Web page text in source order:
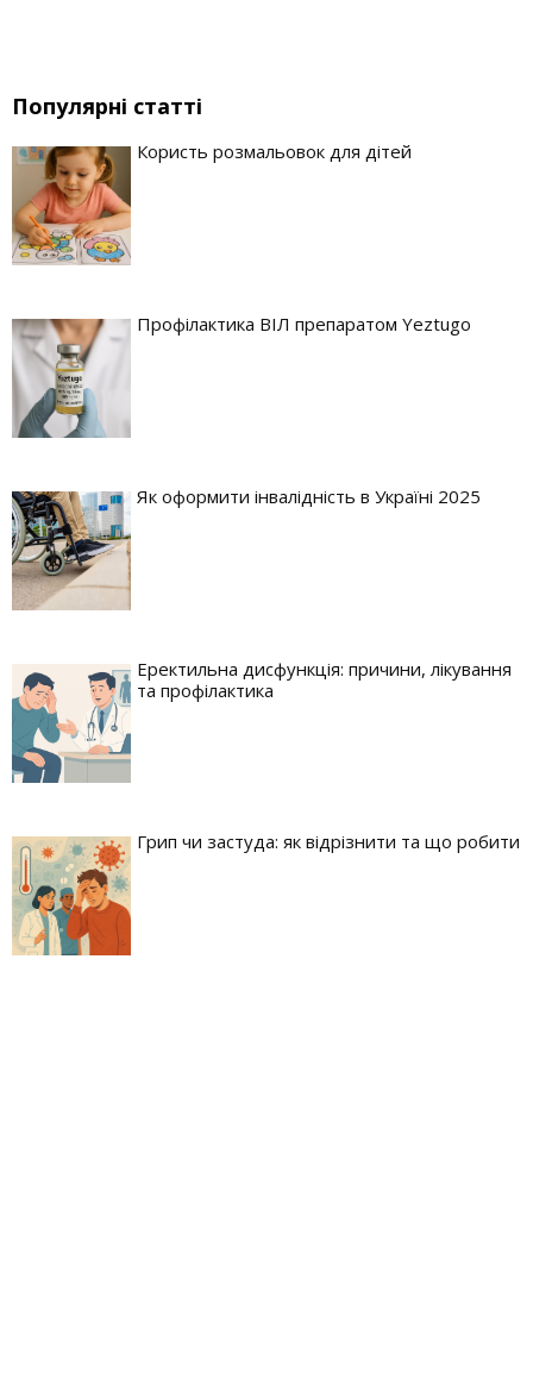
Популярні статті
Користь розмальовок для дітей
Профілактика ВІЛ препаратом Yeztugo
Як оформити інвалідність в Україні 2025
Еректильна дисфункція: причини, лікування
та профілактика
Грип чи застуда: як відрізнити та що робити